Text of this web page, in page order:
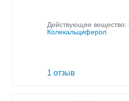
Действующее вещество:
Колекальциферол
1 отзыв